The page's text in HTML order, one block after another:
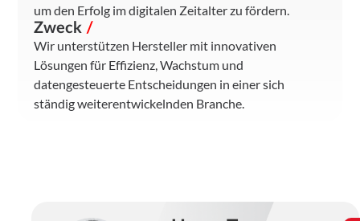
um den Erfolg im digitalen Zeitalter zu fördern.
Zweck /
Wir unterstützen Hersteller mit innovativen
Lösungen für Effizienz, Wachstum und
datengesteuerte Entscheidungen in einer sich
ständig weiterentwickelnden Branche.